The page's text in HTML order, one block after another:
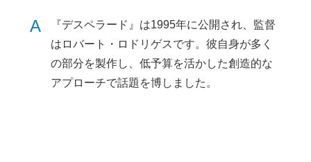
A
『デスペラード』は1995年に公開され、監督
はロバート・ロドリゲスです。彼自身が多く
の部分を製作し、低予算を活かした創造的な
アプローチで話題を博しました。